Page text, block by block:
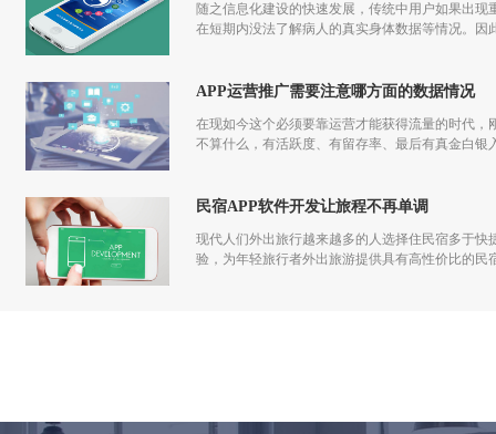
随之信息化建设的快速发展，传统中用户如果出
在短期内没法了解病人的真实身体数据等情况。
APP运营推广需要注意哪方面的数据情况
在现如今这个必须要靠运营才能获得流量的时代
不算什么，有活跃度、有留存率、最后有真金白
民宿APP软件开发让旅程不再单调
现代人们外出旅行越来越多的人选择住民宿多于快
验，为年轻旅行者外出旅游提供具有高性价比的民